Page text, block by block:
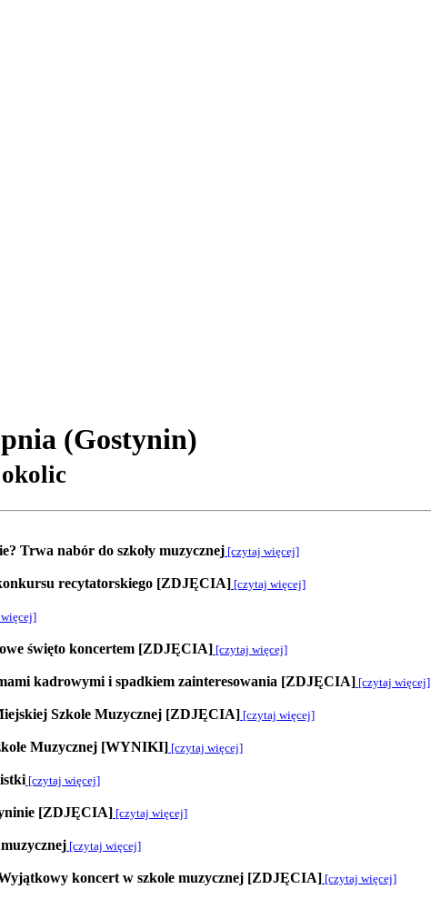
(Gostynin)
Trwa nabór do szkoły muzycznej [czytaj więcej]
recytatorskiego [ZDJĘCIA] [czytaj więcej]
święto koncertem [ZDJĘCIA] [czytaj więcej]
kadrowymi i spadkiem zainteresowania [ZDJĘCIA] [czytaj więcej]
Szkole Muzycznej [ZDJĘCIA] [czytaj więcej]
Muzycznej [WYNIKI] [czytaj więcej]
[czytaj więcej]
[ZDJĘCIA] [czytaj więcej]
[czytaj więcej]
koncert w szkole muzycznej [ZDJĘCIA] [czytaj więcej]